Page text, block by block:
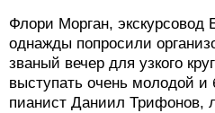
Флори Морган, экскурсовод
однажды попросили
званый вечер для узкого
выступать очень молодой
пианист Даниил Трифонов,